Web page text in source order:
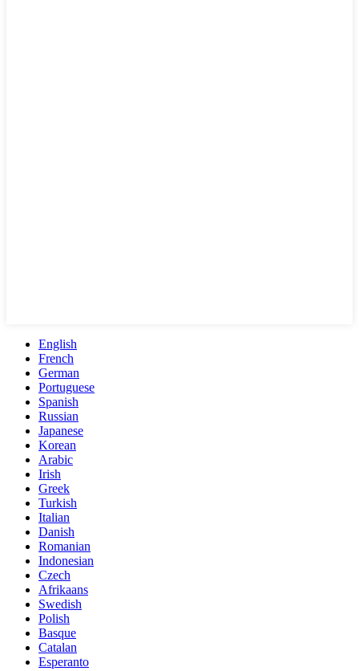
English
French
German
Portuguese
Spanish
Russian
Japanese
Korean
Arabic
Irish
Greek
Turkish
Italian
Danish
Romanian
Indonesian
Czech
Afrikaans
Swedish
Polish
Basque
Catalan
Esperanto